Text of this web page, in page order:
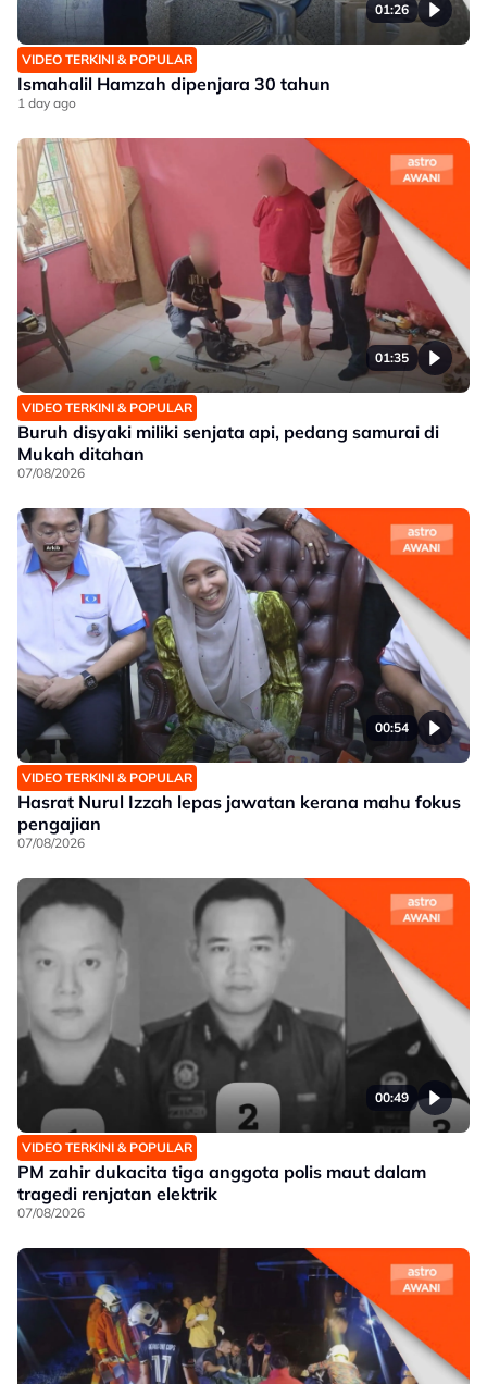
01:26
VIDEO TERKINI & POPULAR
Ismahalil Hamzah dipenjara 30 tahun
1 day ago
01:35
VIDEO TERKINI & POPULAR
Buruh disyaki miliki senjata api, pedang samurai di
Mukah ditahan
07/08/2026
00:54
VIDEO TERKINI & POPULAR
Hasrat Nurul Izzah lepas jawatan kerana mahu fokus
pengajian
07/08/2026
00:49
VIDEO TERKINI & POPULAR
PM zahir dukacita tiga anggota polis maut dalam
tragedi renjatan elektrik
07/08/2026